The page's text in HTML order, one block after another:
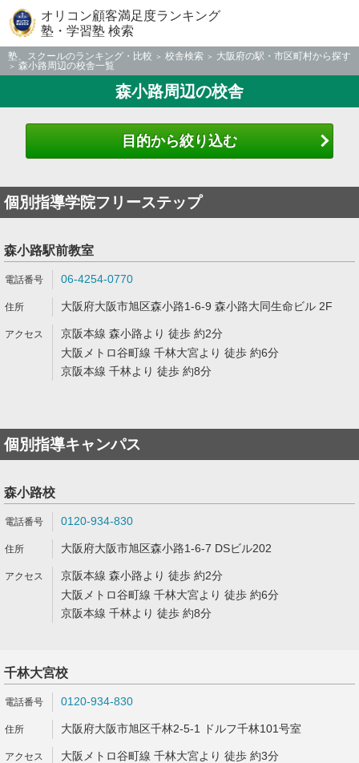
オリコン顧客満足度ランキング
塾・学習塾 検索
塾、スクールのランキング・比較 校舎検索
大阪府の駅・市区町村から探す
森小路周辺の校舎一覧
森小路周辺の校舎
目的から絞り込む
個別指導学院フリーステップ
森小路駅前教室
06-4254-0770
大阪府大阪市旭区森小路1-6-9 森小路大同生命ビル 2F
京阪本線 森小路より 徒歩 約2分
大阪メトロ谷町線 千林大宮より 徒歩 約6分
京阪本線 千林より 徒歩 約8分
個別指導キャンパス
森小路校
0120-934-830
大阪府大阪市旭区森小路1-6-7 DSビル202
京阪本線 森小路より 徒歩 約2分
大阪メトロ谷町線 千林大宮より 徒歩 約6分
京阪本線 千林より 徒歩 約8分
千林大宮校
0120-934-830
大阪府大阪市旭区千林2-5-1 ドルフ千林101号室
大阪メトロ谷町線 千林大宮より 徒歩 約3分